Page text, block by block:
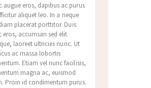
augue eros, dapibus ac purus
aliquet leo. In a neque
placerat porttitor. Duis
eros, accumsan sed elit
laoreet ultricies nunc. Ut
ac massa lobortis
Etiam vel nunc facilisis,
magna ac, euismod
Proin id condimentum purus.